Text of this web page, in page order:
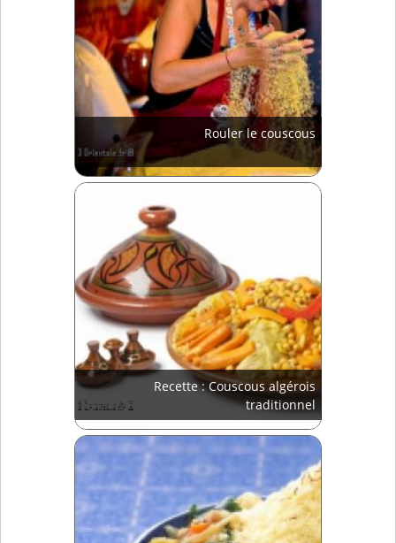
Rouler le couscous
Recette : Couscous algérois
traditionnel